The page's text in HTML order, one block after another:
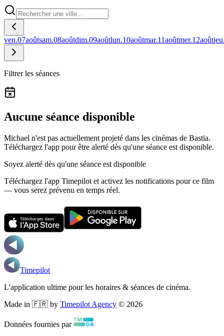
ven.07aoûtsam.08aoûtdim.09aoûtlun.10aoûtmar.11aoûtmer.12août
Filtrer les séances
Aucune séance disponible
Michael n'est pas actuellement projeté dans les cinémas de Bastia.
Téléchargez l'app pour être alerté dès qu'une séance est disponible.
Soyez alerté dès qu'une séance est disponible
Téléchargez l'app Timepilot et activez les notifications pour ce film
— vous serez prévenu en temps réel.
Timepilot
L'application ultime pour les horaires & séances de cinéma.
Made in 🇫🇷 by Timepilot Agency © 2026
Données fournies par